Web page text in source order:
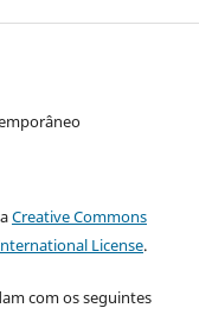
Creative Commons
License.
com os seguintes